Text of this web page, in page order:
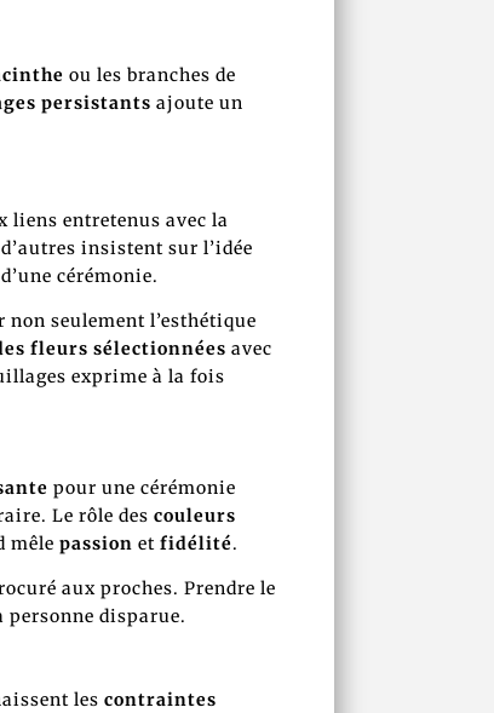
ou les branches de
persistants ajoute un
liens entretenus avec la
insistent sur l’idée
cérémonie.
seulement l’esthétique
fleurs sélectionnées avec
exprime à la fois
pour une cérémonie
Le rôle des couleurs
mêle passion et fidélité.
aux proches. Prendre le
personne disparue.
les contraintes